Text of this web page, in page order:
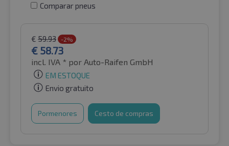
Comparar pneus
€ 59.93 -2%
€ 58.73
incl. IVA * por Auto-Raifen GmbH
EM ESTOQUE
Envio gratuito
Pormenores Cesto de compras